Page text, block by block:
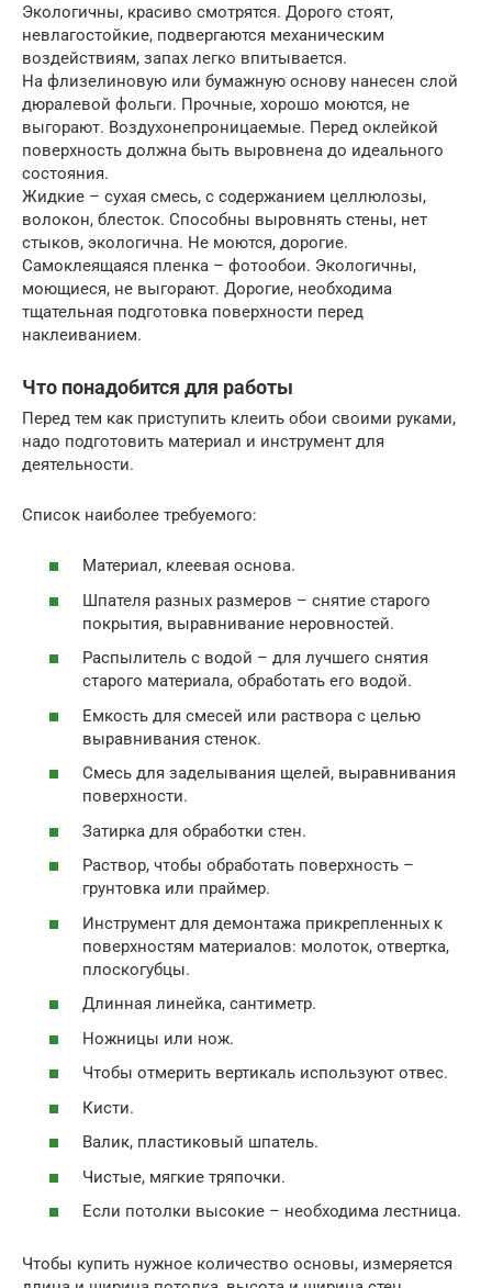
Экологичны, красиво смотрятся. Дорого стоят,
невлагостойкие, подвергаются механическим
воздействиям, запах легко впитывается.
На флизелиновую или бумажную основу нанесен слой
дюралевой фольги. Прочные, хорошо моются, не
выгорают. Воздухонепроницаемые. Перед оклейкой
поверхность должна быть выровнена до идеального
состояния.
Жидкие – сухая смесь, с содержанием целлюлозы,
волокон, блесток. Способны выровнять стены, нет
стыков, экологична. Не моются, дорогие.
Самоклеящаяся пленка – фотообои. Экологичны,
моющиеся, не выгорают. Дорогие, необходима
тщательная подготовка поверхности перед
наклеиванием.
Что понадобится для работы
Перед тем как приступить клеить обои своими руками,
надо подготовить материал и инструмент для
деятельности.
Список наиболее требуемого:
Материал, клеевая основа.
Шпателя разных размеров – снятие старого
покрытия, выравнивание неровностей.
Распылитель с водой – для лучшего снятия
старого материала, обработать его водой.
Емкость для смесей или раствора с целью
выравнивания стенок.
Смесь для заделывания щелей, выравнивания
поверхности.
Затирка для обработки стен.
Раствор, чтобы обработать поверхность –
грунтовка или праймер.
Инструмент для демонтажа прикрепленных к
поверхностям материалов: молоток, отвертка,
плоскогубцы.
Длинная линейка, сантиметр.
Ножницы или нож.
Чтобы отмерить вертикаль используют отвес.
Кисти.
Валик, пластиковый шпатель.
Чистые, мягкие тряпочки.
Если потолки высокие – необходима лестница.
Чтобы купить нужное количество основы, измеряется